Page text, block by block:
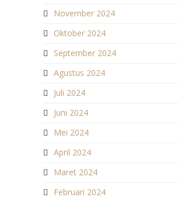
November 2024
Oktober 2024
September 2024
Agustus 2024
Juli 2024
Juni 2024
Mei 2024
April 2024
Maret 2024
Februari 2024